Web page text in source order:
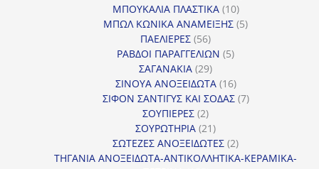
ΜΠΟΥΚΑΛΙΑ ΠΛΑΣΤΙΚΑ 1010
προϊόντα
ΜΠΩΛ ΚΩΝΙΚΑ ΑΝΑΜΕΙΞΗΣ 55
ΠΑΕΛΙΕΡΕΣ 5656
προϊόντα
ΡΑΒΔΟΙ ΠΑΡΑΓΓΕΛΙΩΝ 55
ΣΑΓΑΝΑΚΙΑ 2929
προϊόντα
ΣΙΝΟΥΑ ΑΝΟΞΕΙΔΩΤΑ 1616
προϊόντα
ΣΙΦΟΝ ΣΑΝΤΙΓΥΣ ΚΑΙ ΣΟΔΑΣ 77
ΣΟΥΠΙΕΡΕΣ 22
προϊόντα
ΣΟΥΡΩΤΗΡΙΑ 2121
προϊόντα
ΣΩΤΕΖΕΣ ΑΝΟΞΕΙΔΩΤΕΣ 22
προϊόντα
ΤΗΓΑΝΙΑ ΑΝΟΞΕΙΔΩΤΑ-ΑΝΤΙΚΟΛΛΗΤΙΚΑ-ΚΕΡΑΜΙΚΑ-